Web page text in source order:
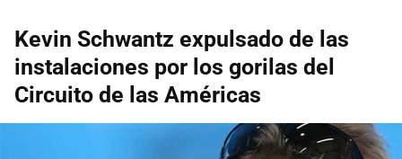
Kevin Schwantz expulsado de las
instalaciones por los gorilas del
Circuito de las Américas